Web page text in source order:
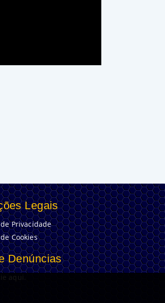
Legais
Privacidade
Cookies
Denúncias
aqui.